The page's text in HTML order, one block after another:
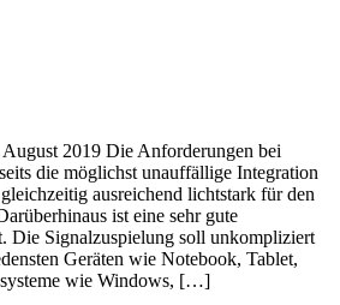
2019 Die Anforderungen bei
die möglichst unauffällige Integration
ausreichend lichtstark für den
ist eine sehr gute
Die Signalzuspielung soll unkompliziert
Geräten wie Notebook, Tablet,
wie Windows, […]